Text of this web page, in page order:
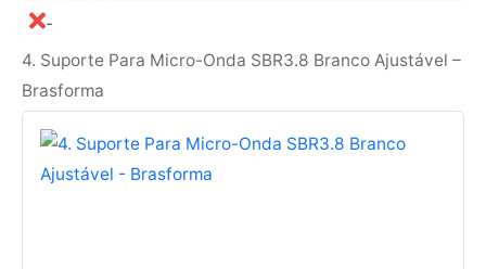
-
4. Suporte Para Micro-Onda SBR3.8 Branco Ajustável –
Brasforma